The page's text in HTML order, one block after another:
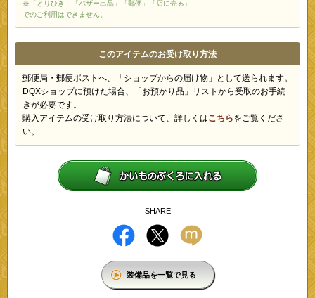
※「とりひき」「バザー出品」「郵便」「店に売る」
でのご利用はできません。
このアイテムのお受け取り方法
郵便局・郵便ポストへ、「ショップからの届け物」として送られます。
DQXショップに預けた場合、「お預かり品」リストから受取のお手続
きが必要です。
購入アイテムの受け取り方法について、詳しくはこちらをご覧くださ
い。
SHARE
装備品を一覧で見る